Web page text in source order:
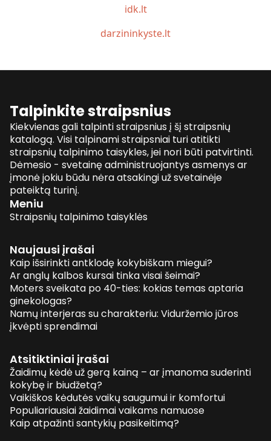
idk.lt
darzininkyste.lt
Talpinkite straipsnius
Kiekvienas gali talpinti straipsnius į šį straipsnių
katalogą. Visi talpinami straipsniai turi atitikti
straipsnių talpinimo taisykles, jei nori būti patvirtinti.
Dėmesio - svetainę administruojantys asmenys ar
įmonė jokiu būdu nėra atsakingi už svetainėje
pateiktą turinį.
Meniu
Straipsnių talpinimo taisyklės
Naujausi įrašai
Kaip išsirinkti antklodę kokybiškam miegui?
Ar anglų kalbos kursai tinka visai šeimai?
Moters sveikata po 40-ties: kokias temas aptaria
ginekologas?
Namų interjeras su charakteriu: Viduržemio jūros
įkvėpti sprendimai
Atsitiktiniai įrašai
Žaidimų kėdė už gerą kainą – ar įmanoma suderinti
kokybę ir biudžetą?
Vaikiškos kėdutės vaikų saugumui ir komfortui
Populiariausiai žaidimai vaikams namuose
Kaip atpažinti santykių pasikeitimą?